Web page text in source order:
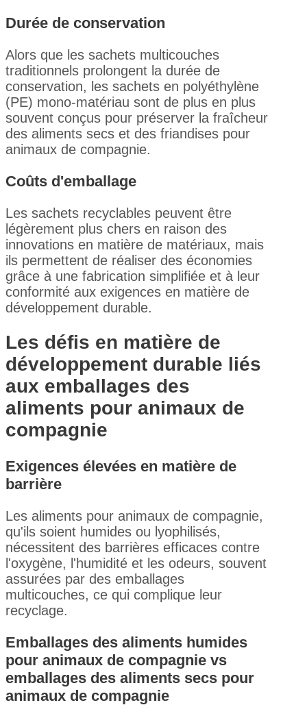
Durée de conservation
Alors que les sachets multicouches
traditionnels prolongent la durée de
conservation, les sachets en polyéthylène
(PE) mono-matériau sont de plus en plus
souvent conçus pour préserver la fraîcheur
des aliments secs et des friandises pour
animaux de compagnie.
Coûts d'emballage
Les sachets recyclables peuvent être
légèrement plus chers en raison des
innovations en matière de matériaux, mais
ils permettent de réaliser des économies
grâce à une fabrication simplifiée et à leur
conformité aux exigences en matière de
développement durable.
Les défis en matière de
développement durable liés
aux emballages des
aliments pour animaux de
compagnie
Exigences élevées en matière de
barrière
Les aliments pour animaux de compagnie,
qu'ils soient humides ou lyophilisés,
nécessitent des barrières efficaces contre
l'oxygène, l'humidité et les odeurs, souvent
assurées par des emballages
multicouches, ce qui complique leur
recyclage.
Emballages des aliments humides
pour animaux de compagnie vs
emballages des aliments secs pour
animaux de compagnie